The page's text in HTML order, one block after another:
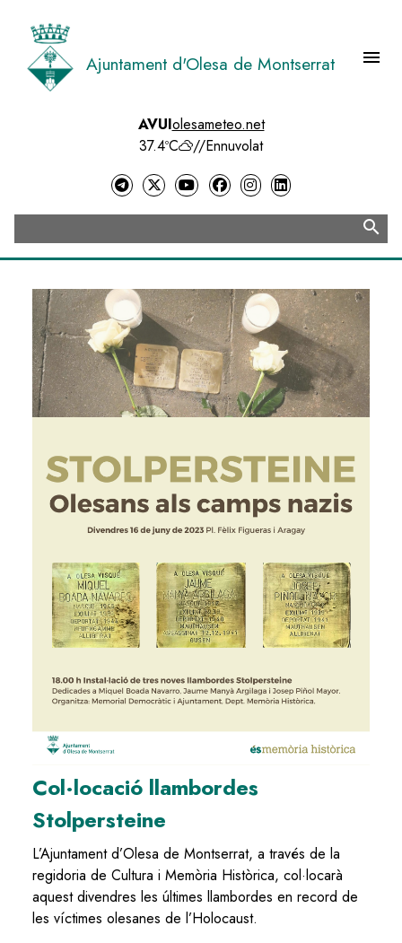
contingut
Ajuntament d'Olesa de Montserrat menu
AVUIolesameteo.net
37.4ºC
//Ennuvolat
search
Image
Col·locació llambordes
Stolpersteine
L’Ajuntament d’Olesa de Montserrat, a través de la
regidoria de Cultura i Memòria Històrica, col·locarà
aquest divendres les últimes llambordes en record de
les víctimes olesanes de l’Holocaust.